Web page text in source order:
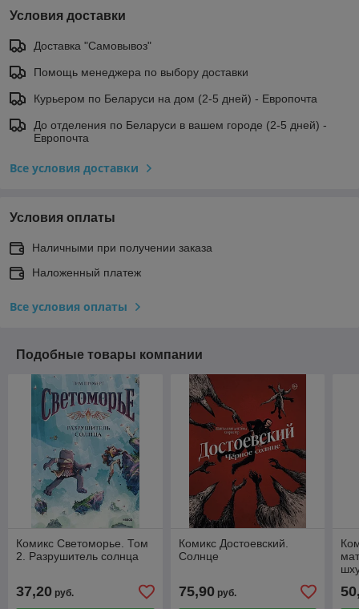
Условия доставки
Доставка "Самовывоз"
Помощь менеджера по выбору доставки
Курьером по Беларуси на дом (2-5 дней) - Европочта
До отделения по Беларуси в вашем городе (2-5 дней) -
Европочта
Все условия доставки
Условия оплаты
Наличными при получении заказа
Наложенный платеж
Все условия оплаты
Подобные товары компании
Комикс Светоморье. Том
2. Разрушитель солнца
37,20 руб.
Комикс Достоевский.
Солнце
75,90руб.